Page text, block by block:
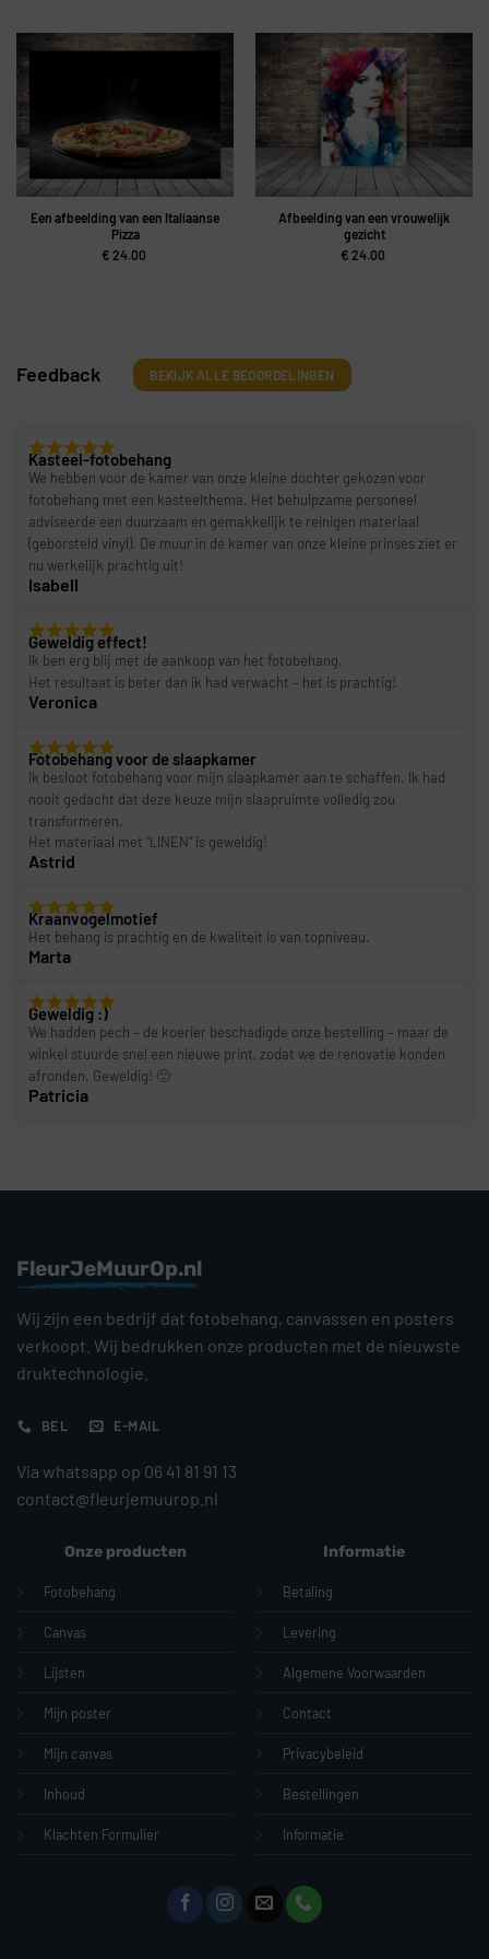
Een afbeelding van een Italiaanse
Pizza
€ 24.00
Afbeelding van een vrouwelijk
gezicht
€ 24.00
Feedback BEKIJK ALLE BEOORDELINGEN
Kasteel-fotobehang
We hebben voor de kamer van onze kleine dochter gekozen voor
fotobehang met een kasteelthema. Het behulpzame personeel
adviseerde een duurzaam en gemakkelijk te reinigen materiaal
(geborsteld vinyl). De muur in de kamer van onze kleine prinses ziet er
nu werkelijk prachtig uit!
Isabell
Geweldig effect!
Ik ben erg blij met de aankoop van het fotobehang.
Het resultaat is beter dan ik had verwacht – het is prachtig!
Veronica
Fotobehang voor de slaapkamer
Ik besloot fotobehang voor mijn slaapkamer aan te schaffen. Ik had
nooit gedacht dat deze keuze mijn slaapruimte volledig zou
transformeren.
Het materiaal met “LINEN” is geweldig!
Astrid
Kraanvogelmotief
Het behang is prachtig en de kwaliteit is van topniveau.
Marta
Geweldig :)
We hadden pech – de koerier beschadigde onze bestelling – maar de
winkel stuurde snel een nieuwe print, zodat we de renovatie konden
afronden. Geweldig! 🙂
Patricia
FleurJeMuurOp.nl
Wij zijn een bedrijf dat fotobehang, canvassen en posters
verkoopt. Wij bedrukken onze producten met de nieuwste
druktechnologie.
BEL E-MAIL
Via whatsapp op 06 41 81 91 13
contact@fleurjemuurop.nl
Onze producten
Fotobehang
Canvas
Lijsten
Mijn poster
Mijn canvas
Inhoud
Klachten Formulier
Informatie
Betaling
Levering
Algemene Voorwaarden
Contact
Privacybeleid
Bestellingen
Informatie